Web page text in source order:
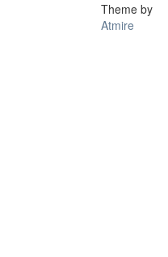
Theme by
Atmire